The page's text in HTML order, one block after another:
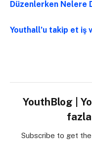
Düzenlerken Nelere
Youthall’u takip et iş
YouthBlog |
Subscribe to get